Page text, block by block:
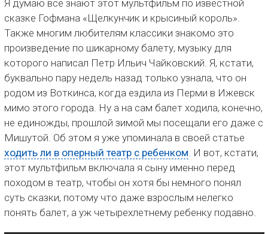
Я думаю все знают этот мультфильм по известной
сказке Гофмана «Щелкунчик и крысиный король».
Также многим любителям классики знакомо это
произведение по шикарному балету, музыку для
которого написал Петр Ильич Чайковский. Я, кстати,
буквально пару недель назад только узнала, что он
родом из Воткинса, когда ездила из Перми в Ижевск
мимо этого города. Ну а на сам балет ходила, конечно,
не единожды, прошлой зимой мы посещали его даже с
Мишутой. Об этом я уже упоминала в своей статье
ходить ли в оперный театр с ребенком. И вот, кстати,
этот мультфильм включала я сыну именно перед
походом в театр, чтобы он хотя бы немного понял
суть сказки, потому что даже взрослым нелегко
понять балет, а уж четырехлетнему ребенку подавно.